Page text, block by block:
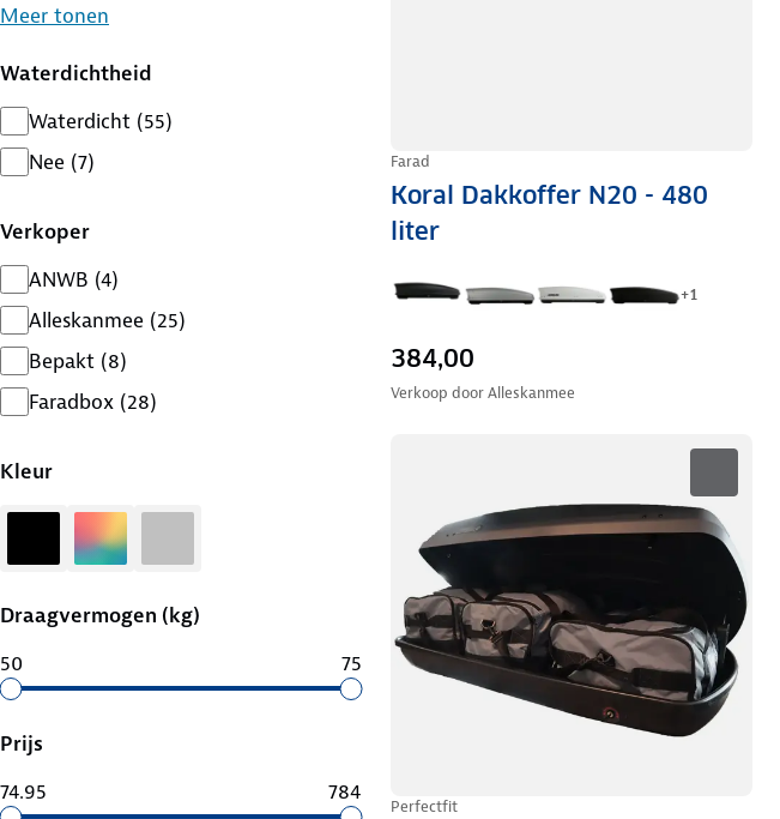
Meer tonen
Waterdichtheid
Waterdicht (55)
Nee (7)
Verkoper
ANWB (4)
Alleskanmee (25)
Bepakt (8)
Faradbox (28)
Kleur
Diversen
Draagvermogen (kg)
50
75
Prijs
74.95
784
Farad
Koral Dakkoffer N20 - 480
liter
+1
384,00
Verkoop doorAlleskanmee
Perfectfit